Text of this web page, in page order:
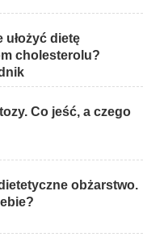
ułożyć dietę
cholesterolu?
Co jeść, a czego
obżarstwo.